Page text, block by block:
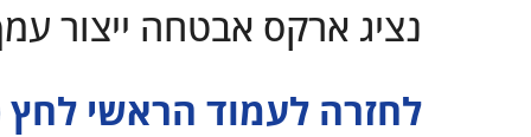
נציג ארקס אבטחה ייצור
לחזרה לעמוד הראשי לחץ